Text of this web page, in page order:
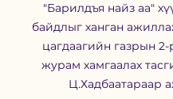
"Барилдъя найз аа"
байдлыг ханган
цагдаагийн газрын
журам хамгаалах
Ц.Хадбаатараар